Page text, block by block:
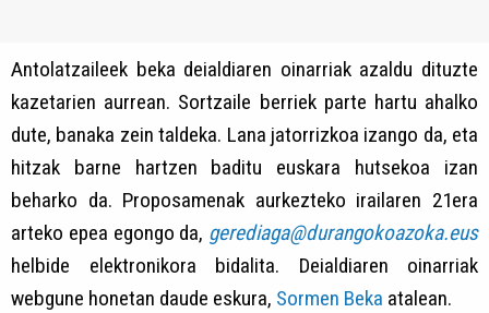
Antolatzaileek beka deialdiaren oinarriak azaldu dituzte
kazetarien aurrean. Sortzaile berriek parte hartu ahalko
dute, banaka zein taldeka. Lana jatorrizkoa izango da, eta
hitzak barne hartzen baditu euskara hutsekoa izan
beharko da. Proposamenak aurkezteko irailaren 21era
arteko epea egongo da, gerediaga@durangokoazoka.eus
helbide elektronikora bidalita. Deialdiaren oinarriak
webgune honetan daude eskura, Sormen Beka atalean.